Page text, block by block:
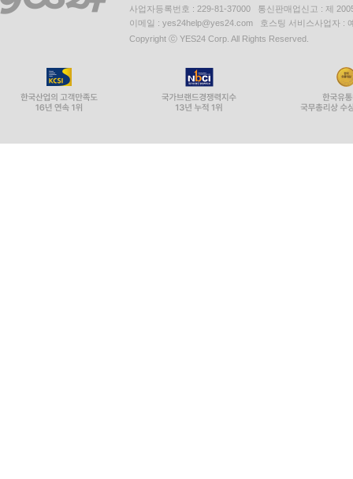
사업자등록번호 : 229-81-37000 통신판매업신고 : 제
이메일 : yes24help@yes24.com 호스팅 서비스사업자 :
Copyright ⓒ YES24 Corp. All Rights Reserved.